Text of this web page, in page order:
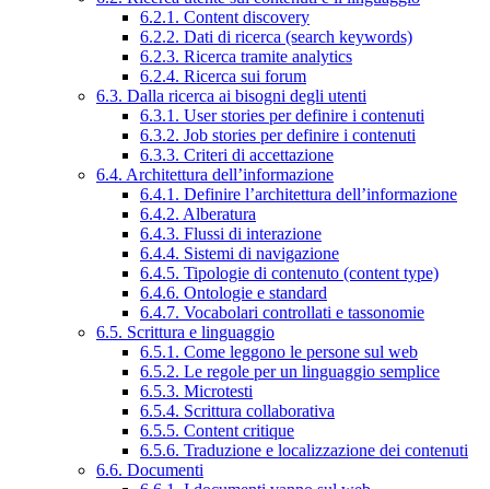
6.2.1. Content discovery
6.2.2. Dati di ricerca (search keywords)
6.2.3. Ricerca tramite analytics
6.2.4. Ricerca sui forum
6.3. Dalla ricerca ai bisogni degli utenti
6.3.1. User stories per definire i contenuti
6.3.2. Job stories per definire i contenuti
6.3.3. Criteri di accettazione
6.4. Architettura dell’informazione
6.4.1. Definire l’architettura dell’informazione
6.4.2. Alberatura
6.4.3. Flussi di interazione
6.4.4. Sistemi di navigazione
6.4.5. Tipologie di contenuto (content type)
6.4.6. Ontologie e standard
6.4.7. Vocabolari controllati e tassonomie
6.5. Scrittura e linguaggio
6.5.1. Come leggono le persone sul web
6.5.2. Le regole per un linguaggio semplice
6.5.3. Microtesti
6.5.4. Scrittura collaborativa
6.5.5. Content critique
6.5.6. Traduzione e localizzazione dei contenuti
6.6. Documenti